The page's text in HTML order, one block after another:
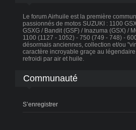
Le forum Airhuile est la première
passionnés de motos SUZUKI : 1100
GSXG / Bandit (GSF) / Inazuma (GSX) /
1100 (1127 - 1052) - 750 (749 - 748) -
désormais anciennes, collection et/ou
caractère incroyable graçe au
refroidi par air et huile.
Communauté
S’enregistrer